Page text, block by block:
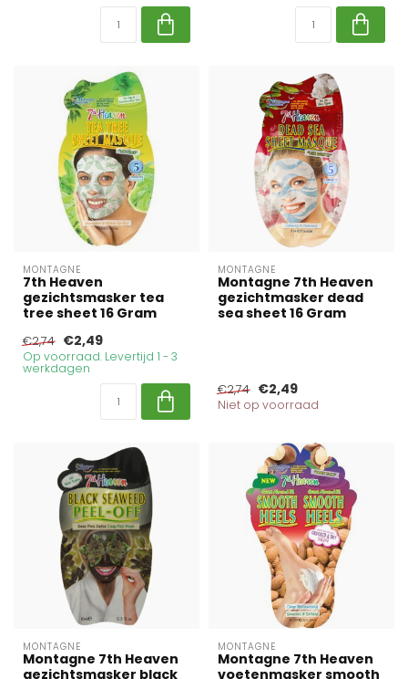
MONTAGNE
7th Heaven
gezichtsmasker tea
tree sheet 16 Gram
€2,74 €2,49
Op voorraad. Levertijd 1 - 3
werkdagen
MONTAGNE
Montagne 7th Heaven
gezichtmasker dead
sea sheet 16 Gram
€2,74 €2,49
Niet op voorraad
MONTAGNE
Montagne 7th Heaven
gezichtsmasker black
MONTAGNE
Montagne 7th Heaven
voetenmasker smooth